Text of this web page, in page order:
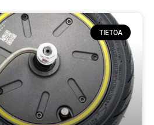
TIETOA